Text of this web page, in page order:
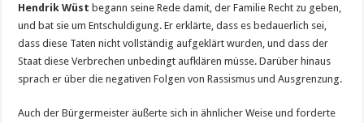
Hendrik Wüst begann seine Rede damit, der Familie Recht zu geben,
und bat sie um Entschuldigung. Er erklärte, dass es bedauerlich sei,
dass diese Taten nicht vollständig aufgeklärt wurden, und dass der
Staat diese Verbrechen unbedingt aufklären müsse. Darüber hinaus
sprach er über die negativen Folgen von Rassismus und Ausgrenzung.
Auch der Bürgermeister äußerte sich in ähnlicher Weise und forderte